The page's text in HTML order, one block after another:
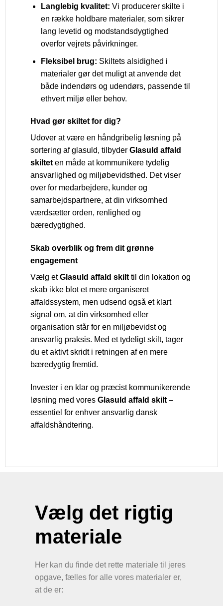
Langlebig kvalitet: Vi producerer skilte i
en række holdbare materialer, som sikrer
lang levetid og modstandsdygtighed
overfor vejrets påvirkninger.
Fleksibel brug: Skiltets alsidighed i
materialer gør det muligt at anvende det
både indendørs og udendørs, passende til
ethvert miljø eller behov.
Hvad gør skiltet for dig?
Udover at være en håndgribelig løsning på
sortering af glasuld, tilbyder Glasuld affald
skilteten måde at kommunikere tydelig
ansvarlighed og miljøbevidsthed. Det viser
over for medarbejdere, kunder og
samarbejdspartnere, at din virksomhed
værdsætter orden, renlighed og
bæredygtighed.
Skab overblik og frem dit grønne
engagement
Vælg etGlasuld affald skilt til din lokation og
skab ikke blot et mere organiseret
affaldssystem, men udsend også et klart
signal om, at din virksomhed eller
organisation står for en miljøbevidst og
ansvarlig praksis. Med et tydeligt skilt, tager
du et aktivt skridt i retningen af en mere
bæredygtig fremtid.
Invester i en klar og præcist kommunikerende
løsning med vores Glasuld affald skilt –
essentiel for enhver ansvarlig dansk
affaldshåndtering.
Vælg det rigtig
materiale
Her kan du finde det rette materiale til jeres
opgave, fælles for alle vores materialer er,
at de er: